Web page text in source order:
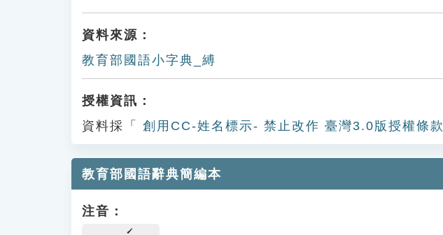
資料來源：
教育部國語小字典_縛
授權資訊：
資料採「
創用CC-姓名標示- 禁止改作 臺灣3.0版授權條款
教育部國語辭典簡編本
注音：